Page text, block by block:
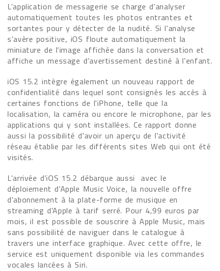
L'application de messagerie se charge d'analyser
automatiquement toutes les photos entrantes et
sortantes pour y détecter de la nudité. Si l'analyse
s'avère positive, iOS floute automatiquement la
miniature de l'image affichée dans la conversation et
affiche un message d'avertissement destiné à l'enfant.
iOS 15.2 intègre également un nouveau rapport de
confidentialité dans lequel sont consignés les accès à
certaines fonctions de l'iPhone, telle que la
localisation, la caméra ou encore le microphone, par les
applications qui y sont installées. Ce rapport donne
aussi la possibilité d'avoir un aperçu de l'activité
réseau établie par les différents sites Web qui ont été
visités.
L'arrivée d'iOS 15.2 débarque aussi avec le
déploiement d'Apple Music Voice, la nouvelle offre
d'abonnement à la plate-forme de musique en
streaming d'Apple à tarif serré. Pour 4,99 euros par
mois, il est possible de souscrire à Apple Music, mais
sans possibilité de naviguer dans le catalogue à
travers une interface graphique. Avec cette offre, le
service est uniquement disponible via les commandes
vocales lancées à Siri.